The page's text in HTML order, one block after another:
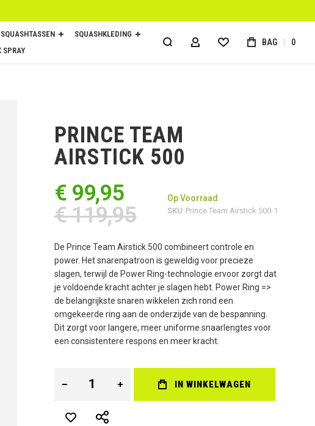
SQUASHTASSEN
SQUASHKLEDING
SPRAY ACCOUNT BAG 0
PRINCE TEAM
AIRSTICK 500
€ 99,95
€ 119,95
Op Voorraad
SKU Prince Team Airstick 500-1
De Prince Team Airstick 500 combineert controle en
power. Het snarenpatroon is geweldig voor precieze
slagen, terwijl de Power Ring-technologie ervoor zorgt dat
je voldoende kracht achter je slagen hebt. Power Ring =>
de belangrijkste snaren wikkelen zich rond een
omgekeerde ring aan de onderzijde van de bespanning.
Dit zorgt voor langere, meer uniforme snaarlengtes voor
een consistentere respons en meer kracht.
IN WINKELWAGEN